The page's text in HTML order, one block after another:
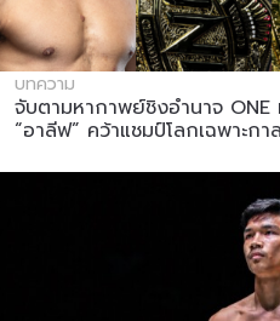
บทความ
จับตามหากาพย์ชิงอำนาจ
“อาลีฟ” คว้าแชมป์โลกเฉพาะกาล